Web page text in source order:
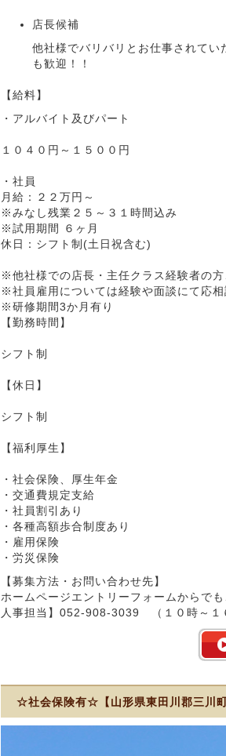
店長候補
他社様でバリバリとお仕事されて
も歓迎！！
【給料】
・アルバイト及びパート
１０４０円～１５００円
・社員
月給：２２万円～
※みなし残業２５～３１時間込み
※試用期間 ６ヶ月
休日：シフト制(土日祝含む)
※他社様での店長・主任クラス経験者の方
※社員雇用については経験や面談にて応相
※研修期間3か月有り
【勤務時間】
シフト制
【休日】
シフト制
【福利厚生】
・社会保険、厚生年金
・交通費規定支給
・社員割引あり
・各種高額歩合制度あり
・雇用保険
・労災保険
【募集方法・お問い合わせ先】
ホームページエントリーフォームからで
人事担当】052-908-3039 （１０時～１
☆社会保険有☆【山形県東田川郡三川